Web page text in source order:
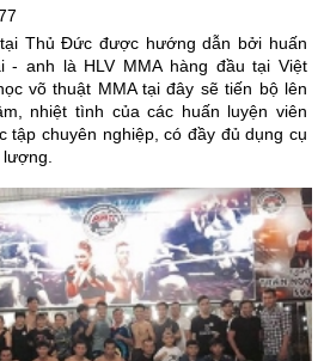
Thủ Đức được hướng dẫn bởi huấn
- anh là HLV MMA hàng đầu tại Việt
võ thuật MMA tại đây sẽ tiến bộ lên
nhiệt tình của các huấn luyện viên
tập chuyên nghiệp, có đầy đủ dụng cụ